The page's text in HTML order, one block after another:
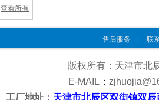
查看所有
售后服务 联
版权所有：天津市北
E-MAIL ：
工厂地址： 天津市北辰区双街镇双